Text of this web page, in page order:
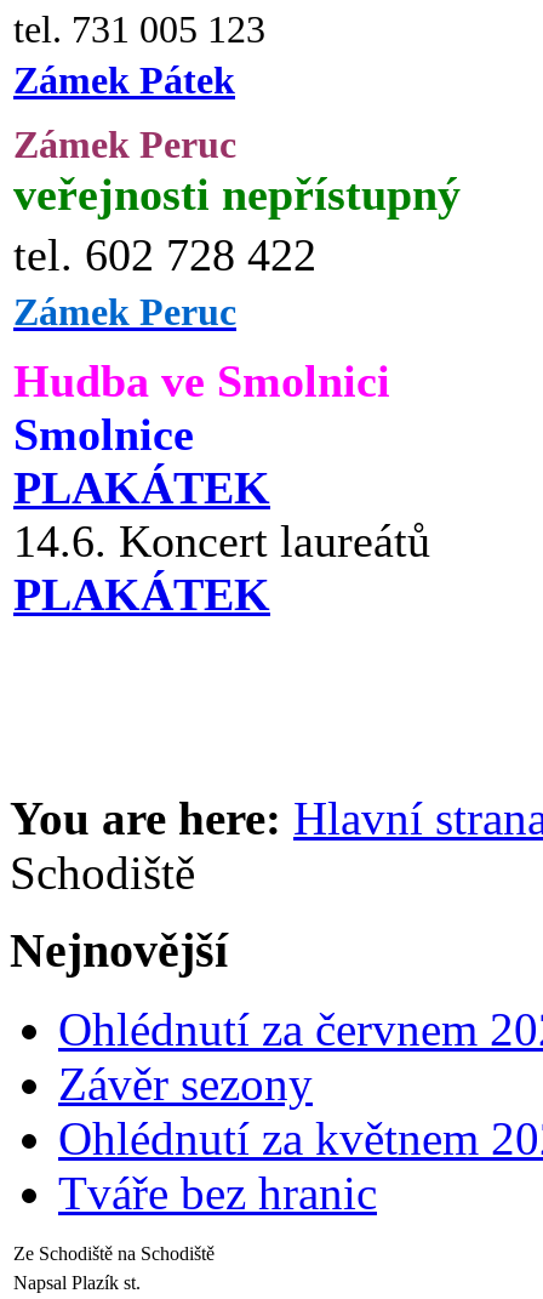
tel. 731 005 123
Zámek Pátek
Zámek Peruc
veřejnosti nepřístupný
tel. 602 728 422
Zámek Peruc
Hudba ve Smolnici
Smolnice
PLAKÁTEK
14.6. Koncert laureátů
PLAKÁTEK
You are here: Hlavní
Schodiště
Nejnovější
Ohlédnutí za červnem
Závěr sezony
Ohlédnutí za květnem
Tváře bez hranic
Ze Schodiště na Schodiště
Napsal Plazík st.